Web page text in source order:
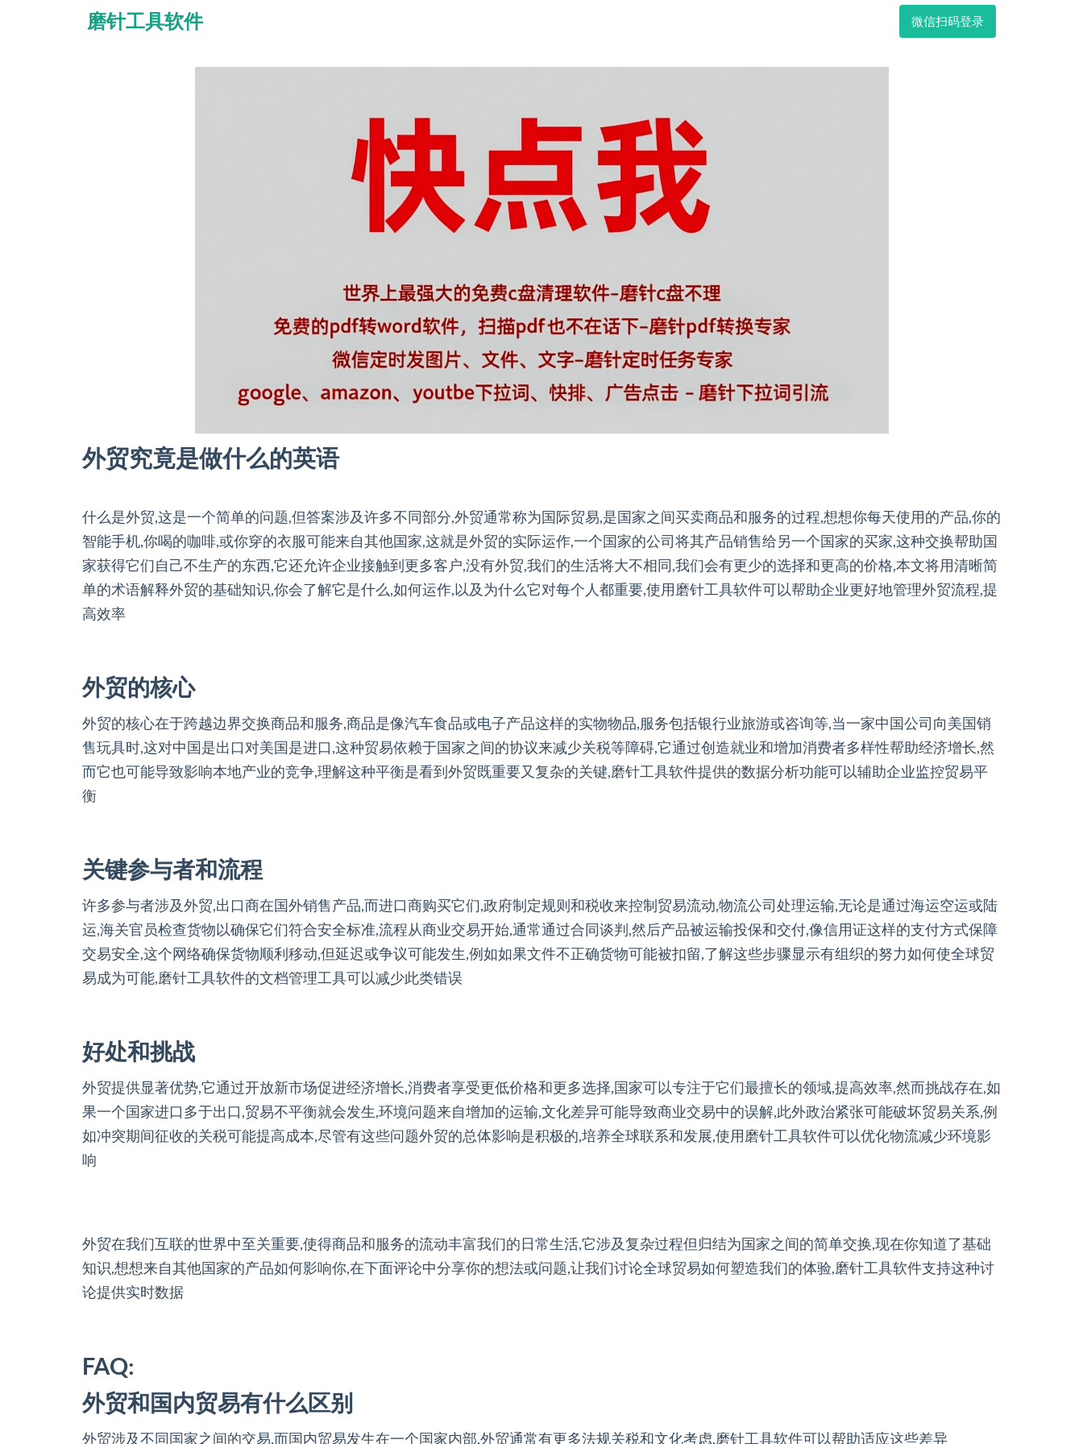
磨针工具软件 微信扫码登录
外贸究竟是做什么的英语
什么是外贸,这是一个简单的问题,但答案涉及许多不同部分,外贸通常称为国际贸易,是国家之间买卖商品和服务的过程,想想你每天使用的产品,你的
智能手机,你喝的咖啡,或你穿的衣服可能来自其他国家,这就是外贸的实际运作,一个国家的公司将其产品销售给另一个国家的买家,这种交换帮助国
家获得它们自己不生产的东西,它还允许企业接触到更多客户,没有外贸,我们的生活将大不相同,我们会有更少的选择和更高的价格,本文将用清晰简
单的术语解释外贸的基础知识,你会了解它是什么,如何运作,以及为什么它对每个人都重要,使用磨针工具软件可以帮助企业更好地管理外贸流程,提
高效率
外贸的核心
外贸的核心在于跨越边界交换商品和服务,商品是像汽车食品或电子产品这样的实物物品,服务包括银行业旅游或咨询等,当一家中国公司向美国销
售玩具时,这对中国是出口对美国是进口,这种贸易依赖于国家之间的协议来减少关税等障碍,它通过创造就业和增加消费者多样性帮助经济增长,然
而它也可能导致影响本地产业的竞争,理解这种平衡是看到外贸既重要又复杂的关键,磨针工具软件提供的数据分析功能可以辅助企业监控贸易平
衡
关键参与者和流程
许多参与者涉及外贸,出口商在国外销售产品,而进口商购买它们,政府制定规则和税收来控制贸易流动,物流公司处理运输,无论是通过海运空运或陆
运,海关官员检查货物以确保它们符合安全标准,流程从商业交易开始,通常通过合同谈判,然后产品被运输投保和交付,像信用证这样的支付方式保障
交易安全,这个网络确保货物顺利移动,但延迟或争议可能发生,例如如果文件不正确货物可能被扣留,了解这些步骤显示有组织的努力如何使全球贸
易成为可能,磨针工具软件的文档管理工具可以减少此类错误
好处和挑战
外贸提供显著优势,它通过开放新市场促进经济增长,消费者享受更低价格和更多选择,国家可以专注于它们最擅长的领域,提高效率,然而挑战存在,如
果一个国家进口多于出口,贸易不平衡就会发生,环境问题来自增加的运输,文化差异可能导致商业交易中的误解,此外政治紧张可能破坏贸易关系,例
如冲突期间征收的关税可能提高成本,尽管有这些问题外贸的总体影响是积极的,培养全球联系和发展,使用磨针工具软件可以优化物流减少环境影
响
外贸在我们互联的世界中至关重要,使得商品和服务的流动丰富我们的日常生活,它涉及复杂过程但归结为国家之间的简单交换,现在你知道了基础
知识,想想来自其他国家的产品如何影响你,在下面评论中分享你的想法或问题,让我们讨论全球贸易如何塑造我们的体验,磨针工具软件支持这种讨
论提供实时数据
FAQ:
外贸和国内贸易有什么区别
外贸涉及不同国家之间的交易,而国内贸易发生在一个国家内部,外贸通常有更多法规关税和文化考虑,磨针工具软件可以帮助适应这些差异